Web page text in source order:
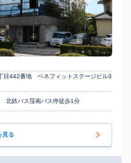
目442番地 ベネフィットステージビル3
北鉄バス窪南バス停徒歩1分
見る